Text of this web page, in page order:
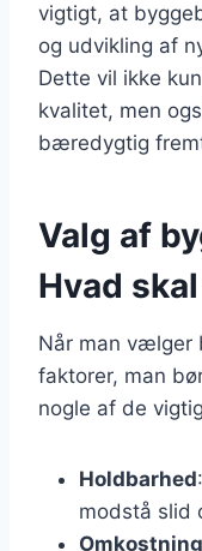
vigtigt, at
og udvikling af
Dette vil ikke
kvalitet, men
bæredygtig
Valg af
Hvad
Når man vælger
faktorer, man
nogle af de
Holdbarhed
modstå slid